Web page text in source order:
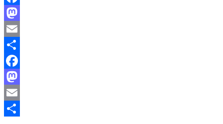
Facebook
Mastodon
Email
Compartir
Facebook
Mastodon
Email